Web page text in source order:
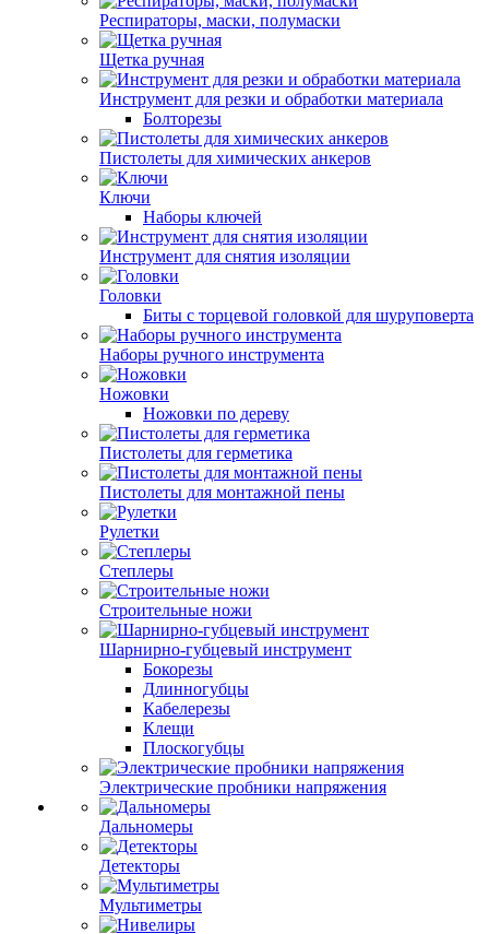
Респираторы, маски, полумаски
Щетка ручная
Инструмент для резки и обработки материала
Болторезы
Пистолеты для химических анкеров
Ключи
Наборы ключей
Инструмент для снятия изоляции
Головки
Биты с торцевой головкой для шуруповерта
Наборы ручного инструмента
Ножовки
Ножовки по дереву
Пистолеты для герметика
Пистолеты для монтажной пены
Рулетки
Степлеры
Строительные ножи
Шарнирно-губцевый инструмент
Бокорезы
Длинногубцы
Кабелерезы
Клещи
Плоскогубцы
Электрические пробники напряжения
Дальномеры
Детекторы
Мультиметры